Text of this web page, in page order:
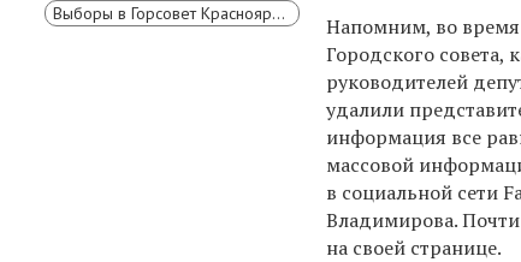
Выборы в Горсовет Красноярска
Напомним, во время
Городского совета,
руководителей
удалили
информация все
массовой
в социальной сети
Владимирова.
на своей странице.